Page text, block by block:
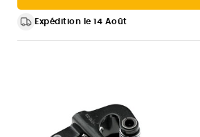
Expédition le 14 Août